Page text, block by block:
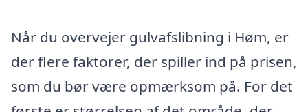
Når du overvejer gulvafslibning i Høm, er
der flere faktorer, der spiller ind på prisen,
som du bør være opmærksom på. For det